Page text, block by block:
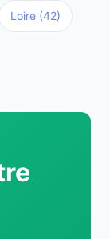
Loire (42)